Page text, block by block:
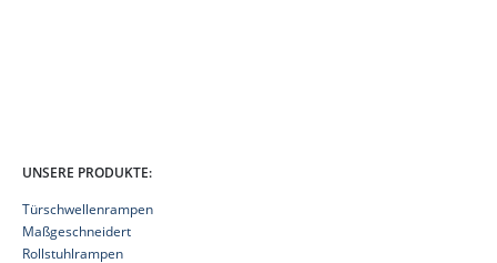
UNSERE PRODUKTE:
Türschwellenrampen
Maßgeschneidert
Rollstuhlrampen